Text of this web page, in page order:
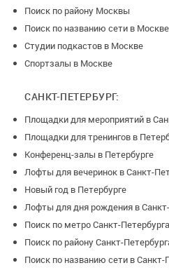
Поиск по району Москвы
Поиск по названию сети в Москве
Студии подкастов в Москве
Спортзалы в Москве
САНКТ-ПЕТЕРБУРГ:
Площадки для мероприятий в
Площадки для тренингов в
Конференц-залы в Петербурге
Лофты для вечеринок в Санкт-
Новый год в Петербурге
Лофты для дня рождения в
Поиск по метро Санкт-
Поиск по району Санкт-
Поиск по названию сети в Санкт-